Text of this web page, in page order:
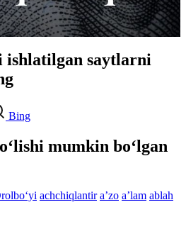
ishlatilgan saytlarni
Bing
mumkin bo‘lgan
achchiqlantir aʼzo aʼlam ablah